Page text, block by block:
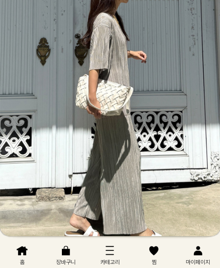
홈 장바구니 카테고리 찜 마이페이지